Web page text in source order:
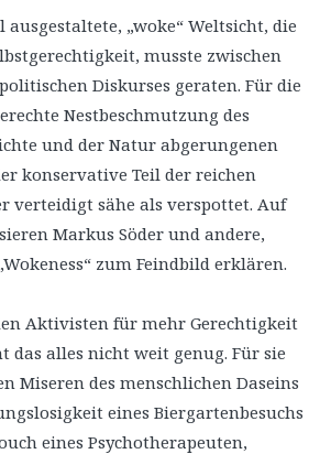
„woke“ Weltsicht, die
musste zwischen
Diskurses geraten. Für die
Nestbeschmutzung des
und der Natur abgerungenen
konservative Teil der reichen
verteidigt sähe als verspottet. Auf
Markus Söder und andere,
zum Feindbild erklären.
Aktivisten für mehr Gerechtigkeit
das alles nicht weit genug. Für sie
Miseren des menschlichen Daseins
eines Biergartenbesuchs
eines Psychotherapeuten,